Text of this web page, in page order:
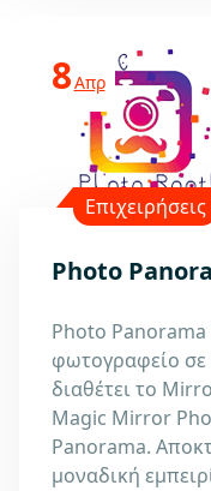
8Απρ
Επιχειρήσεις
Photo
Photo Panorama
φωτογραφείο
διαθέτει το
Magic Mirror
Panorama.
μοναδική